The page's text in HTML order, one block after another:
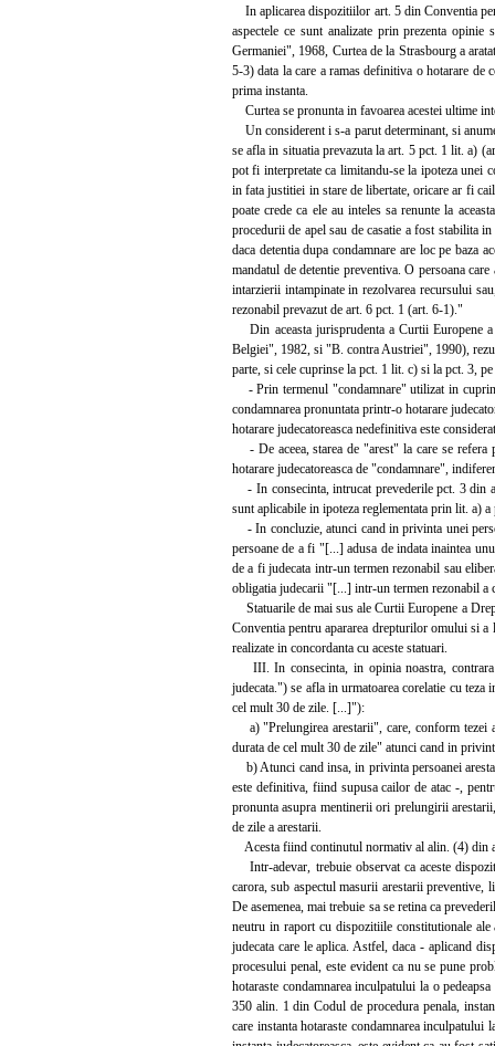
In aplicarea dispozitiilor art. 5 din Conventia
aspectele ce sunt analizate prin prezenta
Germaniei", 1968, Curtea de la Strasbourg a
5-3) data la care a ramas definitiva o hotarare de
prima instanta.
Curtea se pronunta in favoarea acestei ultime
Un considerent i s-a parut determinant, si
se afla in situatia prevazuta la art. 5 pct. 1 lit. a)
pot fi interpretate ca limitandu-se la ipoteza unei
in fata justitiei in stare de libertate, oricare ar fi
poate crede ca ele au inteles sa renunte la
procedurii de apel sau de casatie a fost stabilita
daca detentia dupa condamnare are loc pe baza
mandatul de detentie preventiva. O persoana
intarzierii intampinate in rezolvarea recursului
rezonabil prevazut de art. 6 pct. 1 (art. 6-1)."
Din aceasta jurisprudenta a Curtii Europene
Belgiei", 1982, si "B. contra Austriei", 1990),
parte, si cele cuprinse la pct. 1 lit. c) si la pct. 3,
- Prin termenul "condamnare" utilizat in
condamnarea pronuntata printr-o hotarare
hotarare judecatoreasca nedefinitiva este
- De aceea, starea de "arest" la care se
hotarare judecatoreasca de "condamnare",
- In consecinta, intrucat prevederile pct. 3 din
sunt aplicabile in ipoteza reglementata prin lit. a)
- In concluzie, atunci cand in privinta unei
persoane de a fi "[...] adusa de indata inaintea
de a fi judecata intr-un termen rezonabil sau
obligatia judecarii "[...] intr-un termen rezonabil
Statuarile de mai sus ale Curtii Europene a
Conventia pentru apararea drepturilor omului si
realizate in concordanta cu aceste statuari.
III. In consecinta, in opinia noastra, contrara
judecata.") se afla in urmatoarea corelatie cu
cel mult 30 de zile. [...]"):
a) "Prelungirea arestarii", care, conform tezei
durata de cel mult 30 de zile" atunci cand in
b) Atunci cand insa, in privinta persoanei
este definitiva, fiind supusa cailor de atac -,
pronunta asupra mentinerii ori prelungirii
de zile a arestarii.
Acesta fiind continutul normativ al alin. (4) din
Intr-adevar, trebuie observat ca aceste
carora, sub aspectul masurii arestarii
De asemenea, mai trebuie sa se retina ca
neutru in raport cu dispozitiile constitutionale
judecata care le aplica. Astfel, daca - aplicand
procesului penal, este evident ca nu se pune
hotaraste condamnarea inculpatului la o
350 alin. 1 din Codul de procedura penala,
care instanta hotaraste condamnarea